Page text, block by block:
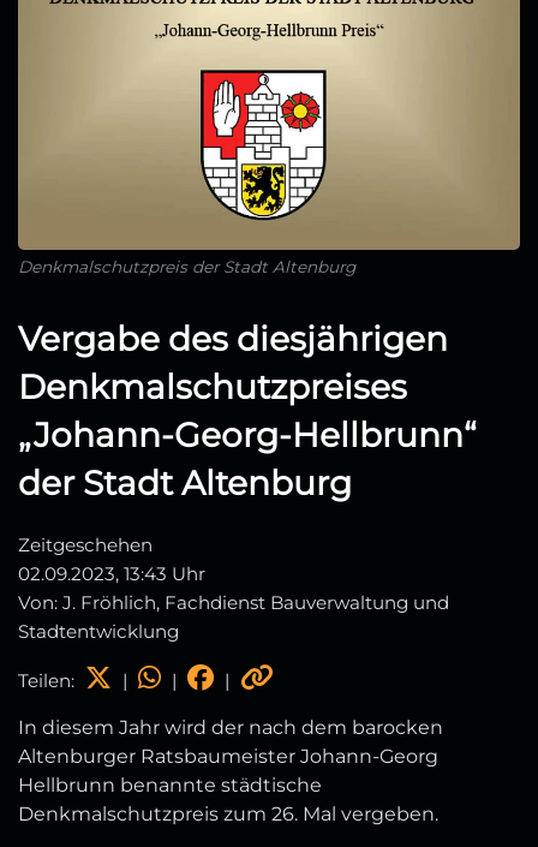
Denkmalschutzpreis der Stadt Altenburg
Vergabe des diesjährigen
Denkmalschutzpreises
„Johann-Georg-Hellbrunn“
der Stadt Altenburg
Zeitgeschehen
02.09.2023, 13:43 Uhr
Von: J. Fröhlich, Fachdienst Bauverwaltung und
Stadtentwicklung
Teilen: | | |
In diesem Jahr wird der nach dem barocken
Altenburger Ratsbaumeister Johann-Georg
Hellbrunn benannte städtische
Denkmalschutzpreis zum 26. Mal vergeben.